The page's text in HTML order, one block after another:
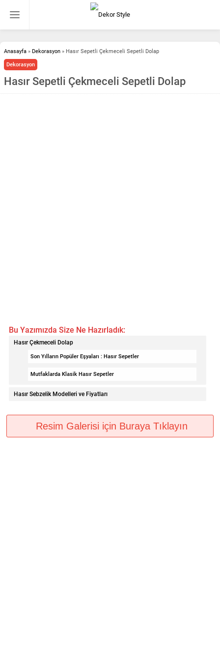
Anasayfa » Dekorasyon » Hasır Sepetli Çekmeceli Sepetli Dolap
Dekorasyon
Hasır Sepetli Çekmeceli Sepetli Dolap
Bu Yazımızda Size Ne Hazırladık:
Hasır Çekmeceli Dolap
Son Yılların Popüler Eşyaları : Hasır Sepetler
Mutfaklarda Klasik Hasır Sepetler
Hasır Sebzelik Modelleri ve Fiyatları
Resim Galerisi için Buraya Tıklayın